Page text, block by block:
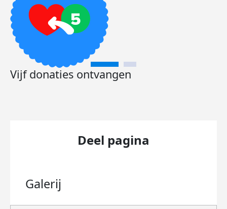
Vijf donaties ontvangen
Deel pagina
Galerij